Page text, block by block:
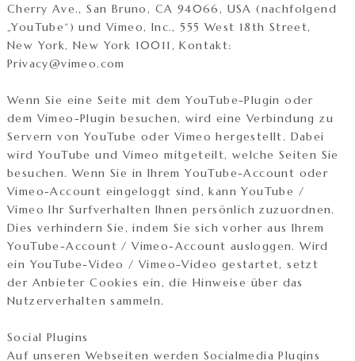
Cherry Ave., San Bruno, CA 94066, USA (nachfolgend
„YouTube“) und Vimeo, Inc., 555 West 18th Street,
New York, New York 10011, Kontakt:
Privacy@vimeo.com
Wenn Sie eine Seite mit dem YouTube-Plugin oder
dem Vimeo-Plugin besuchen, wird eine Verbindung zu
Servern von YouTube oder Vimeo hergestellt. Dabei
wird YouTube und Vimeo mitgeteilt, welche Seiten Sie
besuchen. Wenn Sie in Ihrem YouTube-Account oder
Vimeo-Account eingeloggt sind, kann YouTube /
Vimeo Ihr Surfverhalten Ihnen persönlich zuzuordnen.
Dies verhindern Sie, indem Sie sich vorher aus Ihrem
YouTube-Account / Vimeo-Account ausloggen. Wird
ein YouTube-Video / Vimeo-Video gestartet, setzt
der Anbieter Cookies ein, die Hinweise über das
Nutzerverhalten sammeln.
Social Plugins
Auf unseren Webseiten werden Socialmedia Plugins